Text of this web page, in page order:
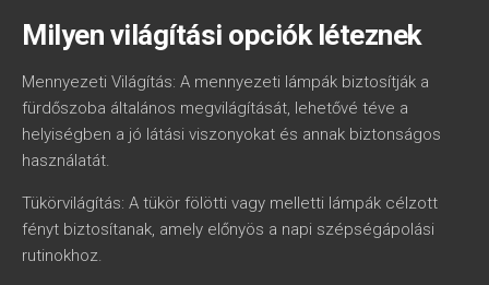
Milyen világítási opciók léteznek
Mennyezeti Világítás: A mennyezeti lámpák biztosítják a
fürdőszoba általános megvilágítását, lehetővé téve a
helyiségben a jó látási viszonyokat és annak biztonságos
használatát.
Tükörvilágítás: A tükör fölötti vagy melletti lámpák célzott
fényt biztosítanak, amely előnyös a napi szépségápolási
rutinokhoz.